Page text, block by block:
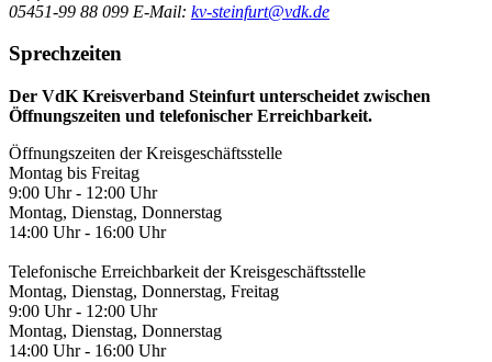
05451-99 88 099 E-Mail: kv-steinfurt@vdk.de
Sprechzeiten
Der VdK Kreisverband Steinfurt unterscheidet zwischen
Öffnungszeiten und telefonischer Erreichbarkeit.
Öffnungszeiten der Kreisgeschäftsstelle
Montag bis Freitag
9:00 Uhr - 12:00 Uhr
Montag, Dienstag, Donnerstag
14:00 Uhr - 16:00 Uhr
Telefonische Erreichbarkeit der Kreisgeschäftsstelle
Montag, Dienstag, Donnerstag, Freitag
9:00 Uhr - 12:00 Uhr
Montag, Dienstag, Donnerstag
14:00 Uhr - 16:00 Uhr